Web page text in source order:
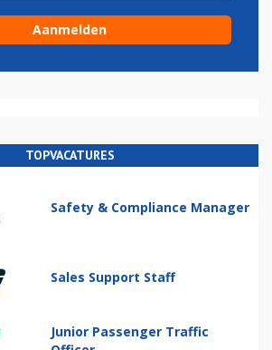
TOPVACATURES
Safety & Compliance Manager
Sales Support Staff
Junior Passenger Traffic